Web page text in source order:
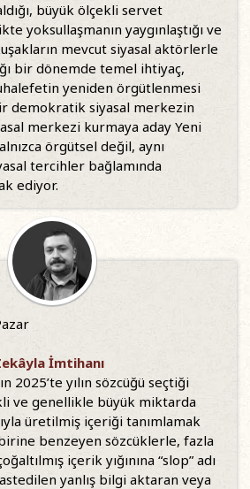
büyük ölçekli servet
yoksullaşmanın yaygınlaştığı ve
mevcut siyasal aktörlerle
bir dönemde temel ihtiyaç,
yeniden örgütlenmesi
demokratik siyasal merkezin
merkezi kurmaya aday Yeni
örgütsel değil, aynı
tercihler bağlamında
ediyor.
İmtihanı
2025’te yılın sözcüğü seçtiği
ve genellikle büyük miktarda
üretilmiş içeriği tanımlamak
benzeyen sözcüklerle, fazla
içerik yığınına “slop” adı
yanlış bilgi aktaran veya